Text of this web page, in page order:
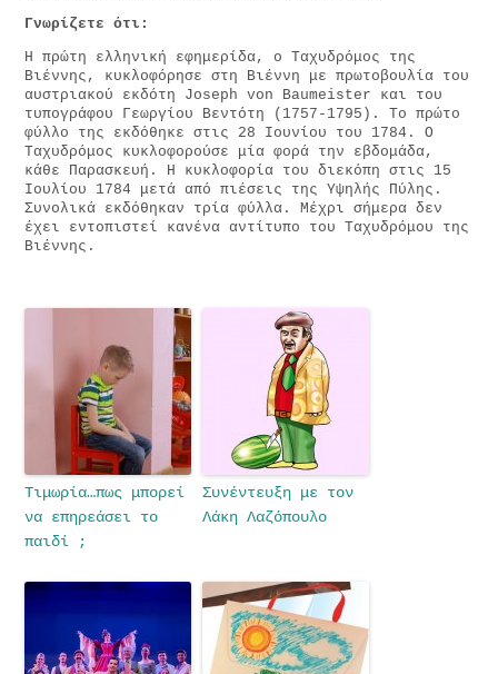
Γνωρίζετε ότι:
Η πρώτη ελληνική εφημερίδα, ο Ταχυδρόμος της
Βιέννης, κυκλοφόρησε στη Βιέννη με πρωτοβουλία του
αυστριακού εκδότη Joseph von Baumeister και του
τυπογράφου Γεωργίου Βεντότη (1757-1795). Το πρώτο
φύλλο της εκδόθηκε στις 28 Ιουνίου του 1784. Ο
Ταχυδρόμος κυκλοφορούσε μία φορά την εβδομάδα,
κάθε Παρασκευή. Η κυκλοφορία του διεκόπη στις 15
Ιουλίου 1784 μετά από πιέσεις της Υψηλής Πύλης.
Συνολικά εκδόθηκαν τρία φύλλα. Μέχρι σήμερα δεν
έχει εντοπιστεί κανένα αντίτυπο του Ταχυδρόμου της
Βιέννης.
Τιμωρία…πως μπορεί
να επηρεάσει το
παιδί ;
Συνέντευξη με τον
Λάκη Λαζόπουλο